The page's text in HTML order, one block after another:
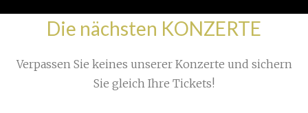
E.V.
Die nächsten KONZERTE
Verpassen Sie keines unserer Konzerte und sichern
Sie gleich Ihre Tickets!